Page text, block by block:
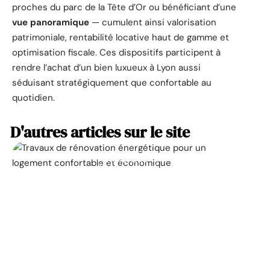
proches du parc de la Tête d’Or ou bénéficiant d’une
vue panoramique — cumulent ainsi valorisation
patrimoniale, rentabilité locative haut de gamme et
optimisation fiscale. Ces dispositifs participent à
rendre l’achat d’un bien luxueux à Lyon aussi
séduisant stratégiquement que confortable au
quotidien.
D'autres articles sur le site
ACTUALITÉ